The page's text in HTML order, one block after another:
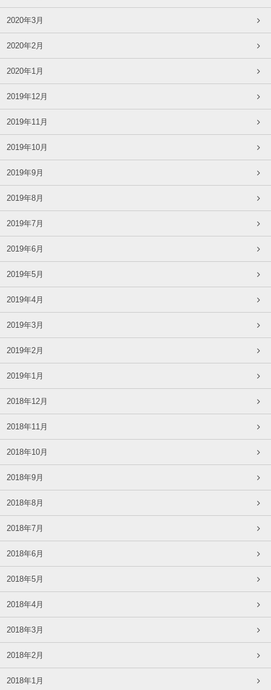
2020年3月
2020年2月
2020年1月
2019年12月
2019年11月
2019年10月
2019年9月
2019年8月
2019年7月
2019年6月
2019年5月
2019年4月
2019年3月
2019年2月
2019年1月
2018年12月
2018年11月
2018年10月
2018年9月
2018年8月
2018年7月
2018年6月
2018年5月
2018年4月
2018年3月
2018年2月
2018年1月